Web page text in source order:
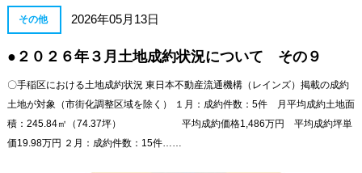
その他 2026年05月13日
●２０２６年３月土地成約状況について その９
〇手稲区における土地成約状況 東日本不動産流通機構（レインズ）掲載の成約
土地が対象（市街化調整区域を除く） １月：成約件数：5件 月平均成約土地面
積：245.84㎡（74.37坪） 平均成約価格1,486万円 平均成約坪単
価19.98万円 ２月：成約件数：15件……